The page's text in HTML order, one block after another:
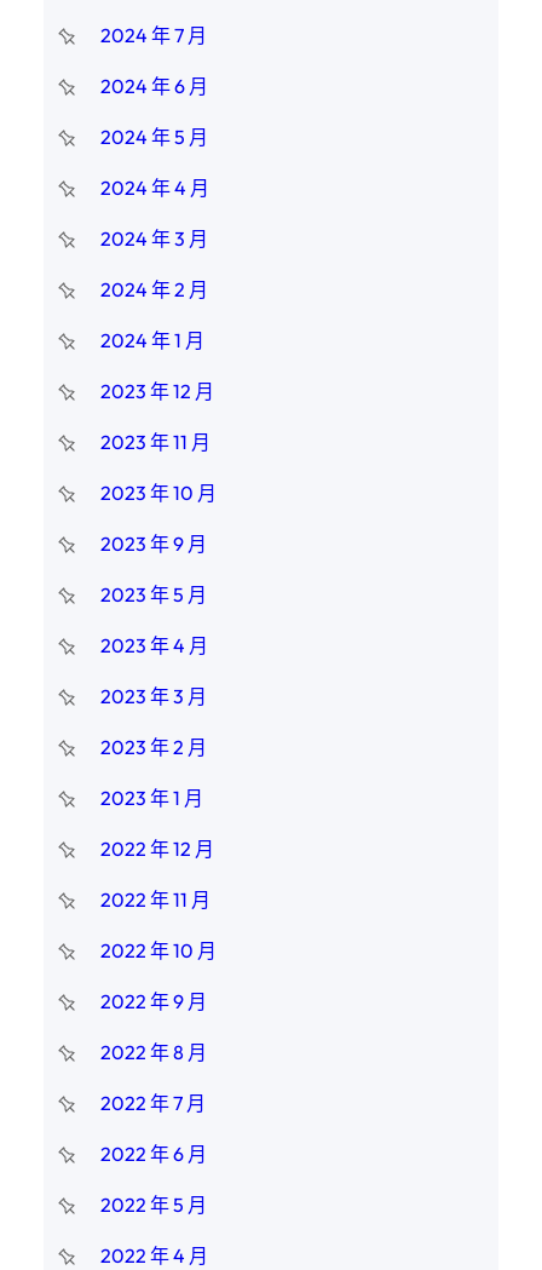
2024 年 7 月
2024 年 6 月
2024 年 5 月
2024 年 4 月
2024 年 3 月
2024 年 2 月
2024 年 1 月
2023 年 12 月
2023 年 11 月
2023 年 10 月
2023 年 9 月
2023 年 5 月
2023 年 4 月
2023 年 3 月
2023 年 2 月
2023 年 1 月
2022 年 12 月
2022 年 11 月
2022 年 10 月
2022 年 9 月
2022 年 8 月
2022 年 7 月
2022 年 6 月
2022 年 5 月
2022 年 4 月